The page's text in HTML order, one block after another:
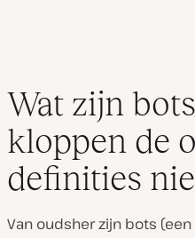
Wat zijn
kloppen de
definities
Van oudsher zijn bots